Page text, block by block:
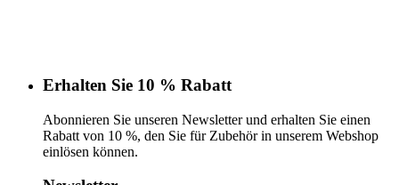
Erhalten Sie 10 % Rabatt
Abonnieren Sie unseren Newsletter und erhalten Sie einen
Rabatt von 10 %, den Sie für Zubehör in unserem Webshop
einlösen können.